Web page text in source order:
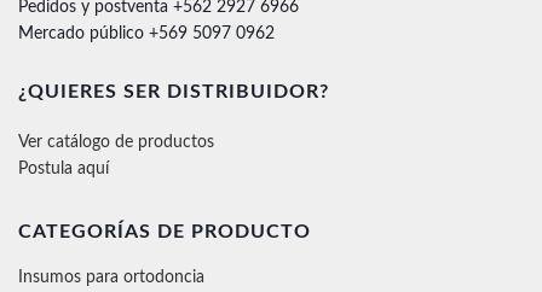
Pedidos y postventa +562 2927 6966
Mercado público +569 5097 0962
¿QUIERES SER DISTRIBUIDOR?
Ver catálogo de productos
Postula aquí
CATEGORÍAS DE PRODUCTO
Insumos para ortodoncia